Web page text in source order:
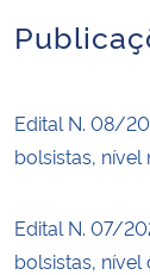
Advocacia-Geral da
Banco Central do
Edital N. 08/
bolsistas, nível
Edital N. 07/
bolsistas,